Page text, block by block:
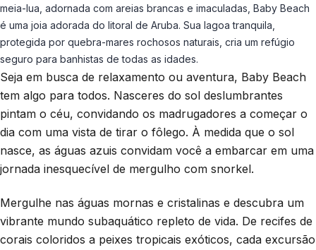
meia-lua, adornada com areias brancas e imaculadas, Baby Beach
é uma joia adorada do litoral de Aruba. Sua lagoa tranquila,
protegida por quebra-mares rochosos naturais, cria um refúgio
seguro para banhistas de todas as idades.
Seja em busca de relaxamento ou aventura, Baby Beach
tem algo para todos. Nasceres do sol deslumbrantes
pintam o céu, convidando os madrugadores a começar o
dia com uma vista de tirar o fôlego. À medida que o sol
nasce, as águas azuis convidam você a embarcar em uma
jornada inesquecível de mergulho com snorkel.
Mergulhe nas águas mornas e cristalinas e descubra um
vibrante mundo subaquático repleto de vida. De recifes de
corais coloridos a peixes tropicais exóticos, cada excursão